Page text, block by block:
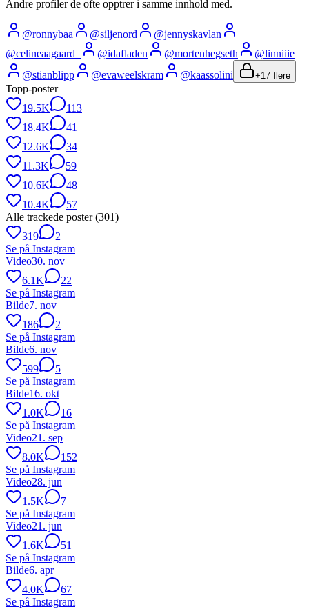
Andre profiler de ofte opptrer i samme innhold med.
@ronnybaa @siljenord @jennyskavlan
@celineaagaard_ @idafladen @mortenhegseth @linniiie
@stianblipp @evaweelskram @kaassolini +17 flere
Topp-poster
19.5K
113
18.4K
41
12.6K
34
11.3K
59
10.6K
48
10.4K
57
Alle trackede poster (301)
319
2
Se på Instagram
Video30. nov
6.1K
22
Se på Instagram
Bilde7. nov
186
2
Se på Instagram
Bilde6. nov
599
5
Se på Instagram
Bilde16. okt
1.0K
16
Se på Instagram
Video21. sep
8.0K
152
Se på Instagram
Video28. jun
1.5K
7
Se på Instagram
Video21. jun
1.6K
51
Se på Instagram
Bilde6. apr
4.0K
67
Se på Instagram